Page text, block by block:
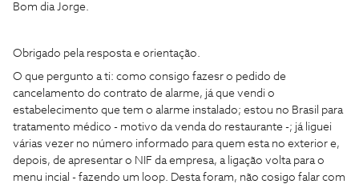
Bom dia Jorge.
Obrigado pela resposta e orientação.
O que pergunto a ti: como consigo fazesr o pedido de
cancelamento do contrato de alarme, já que vendi o
estabelecimento que tem o alarme instalado; estou no Brasil para
tratamento médico - motivo da venda do restaurante -; já liguei
várias vezer no número informado para quem esta no exterior e,
depois, de apresentar o NIF da empresa, a ligação volta para o
menu incial - fazendo um loop. Desta foram, não cosigo falar com